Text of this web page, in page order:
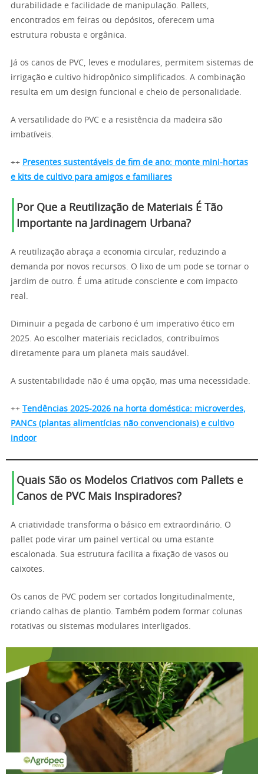
durabilidade e facilidade de manipulação. Pallets,
encontrados em feiras ou depósitos, oferecem uma
estrutura robusta e orgânica.
Já os canos de PVC, leves e modulares, permitem sistemas de
irrigação e cultivo hidropônico simplificados. A combinação
resulta em um design funcional e cheio de personalidade.
A versatilidade do PVC e a resistência da madeira são
imbatíveis.
++ Presentes sustentáveis de fim de ano: monte mini-hortas
e kits de cultivo para amigos e familiares
Por Que a Reutilização de Materiais É Tão
Importante na Jardinagem Urbana?
A reutilização abraça a economia circular, reduzindo a
demanda por novos recursos. O lixo de um pode se tornar o
jardim de outro. É uma atitude consciente e com impacto
real.
Diminuir a pegada de carbono é um imperativo ético em
2025. Ao escolher materiais reciclados, contribuímos
diretamente para um planeta mais saudável.
A sustentabilidade não é uma opção, mas uma necessidade.
++
Tendências 2025-2026 na horta doméstica: microverdes,
PANCs (plantas alimentícias não convencionais) e cultivo
indoor
Quais São os Modelos Criativos com Pallets e
Canos de PVC Mais Inspiradores?
A criatividade transforma o básico em extraordinário. O
pallet pode virar um painel vertical ou uma estante
escalonada. Sua estrutura facilita a fixação de vasos ou
caixotes.
Os canos de PVC podem ser cortados longitudinalmente,
criando calhas de plantio. Também podem formar colunas
rotativas ou sistemas modulares interligados.